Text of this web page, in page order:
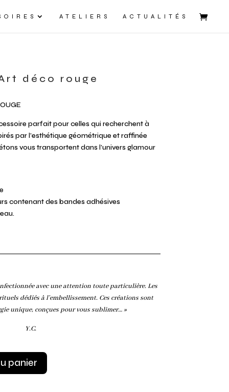
ATELIERS ACTUALITÉS
déco rouge
parfait pour celles qui recherchent à
par l’esthétique géométrique et raffinée
vous transportent dans l’univers glamour
contenant des bandes adhésives
avec une attention toute particulière. Les
dédiés à l’embellissement. Ces créations sont
unique, conçues pour vous sublimer… »
Y.C.
panier